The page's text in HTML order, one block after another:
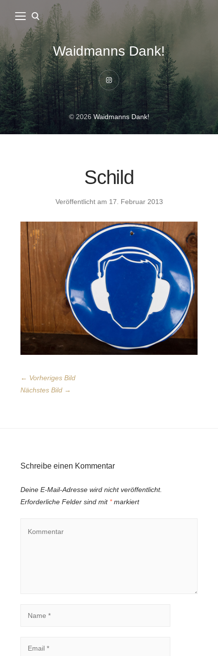
Waidmanns Dank!
Instagram
© 2026Waidmanns Dank!
Schild
Veröffentlicht am 17. Februar 2013
← Vorheriges Bild
Nächstes Bild →
Schreibe einen Kommentar
Deine E-Mail-Adresse wird nicht veröffentlicht.
Erforderliche Felder sind mit *markiert